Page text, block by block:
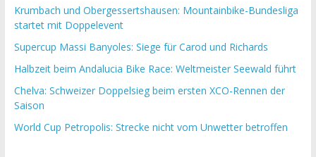
Krumbach und Obergessertshausen: Mountainbike-Bundesliga
startet mit Doppelevent
Supercup Massi Banyoles: Siege für Carod und Richards
Halbzeit beim Andalucia Bike Race: Weltmeister Seewald führt
Chelva: Schweizer Doppelsieg beim ersten XCO-Rennen der
Saison
World Cup Petropolis: Strecke nicht vom Unwetter betroffen